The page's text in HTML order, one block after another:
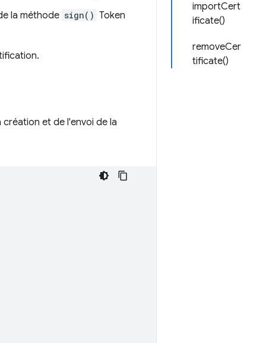
importCert
ificate()
removeCer
tificate()
la méthode sign() Token
et de l'envoi de la